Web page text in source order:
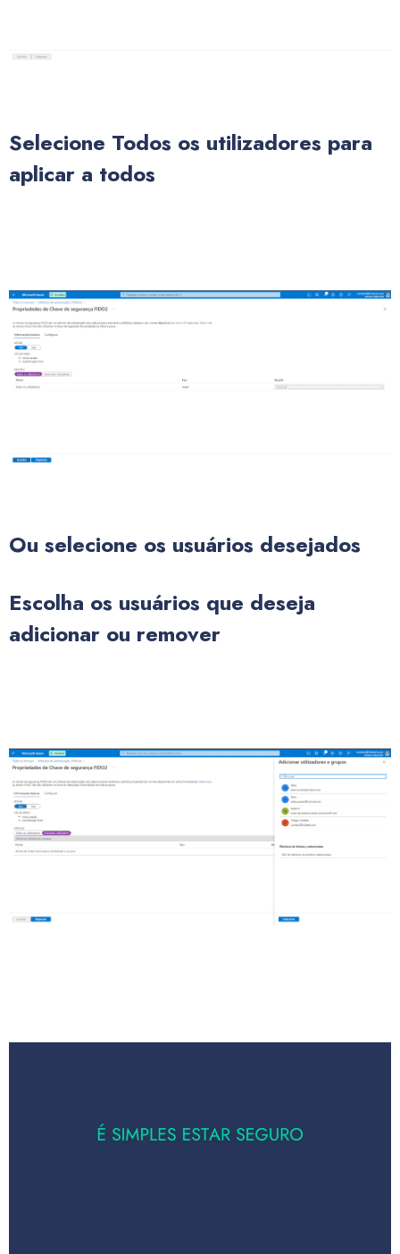
Selecione Todos os utilizadores para
aplicar a todos
Ou selecione os usuários desejados
Escolha os usuários que deseja
adicionar ou remover